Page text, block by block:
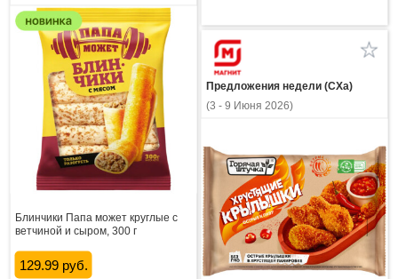
Блинчики Папа может круглые с
ветчиной и сыром, 300 г
129.99 руб.
Предложения недели (СХа)
(3 - 9 Июня 2026)